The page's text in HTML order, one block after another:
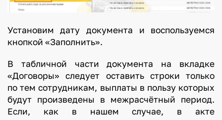
Установим дату документа и воспользуемся
кнопкой «Заполнить».
В табличной части документа на вкладке
«Договоры» следует оставить строки только
по тем сотрудникам, выплаты в пользу которых
будут произведены в межрасчётный период.
Если, как в нашем случае, в акте